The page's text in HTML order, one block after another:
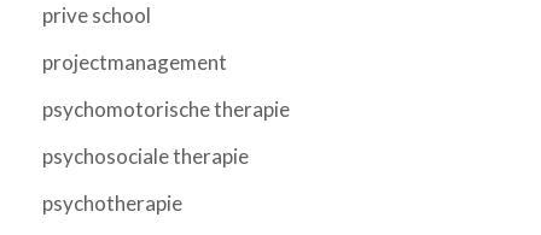
prive school
projectmanagement
psychomotorische therapie
psychosociale therapie
psychotherapie